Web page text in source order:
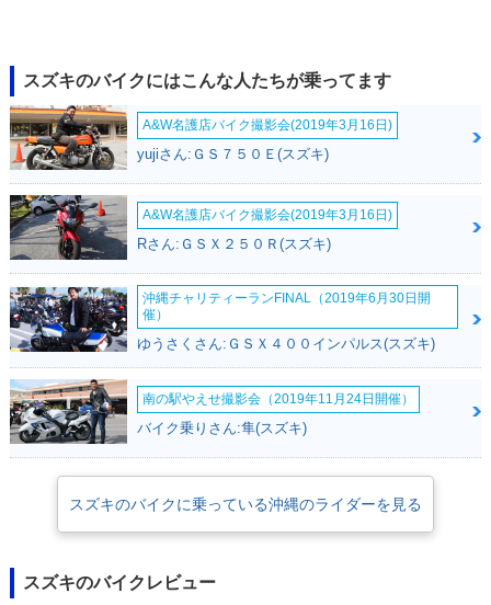
1991年 BANDIT 40
0V・追加
1991年 BANDIT 40
0・カラーチェンジ
1990年 BANDIT 40
1989年 BANDIT 40
0・新登場
スズキのバイクにはこんな人たちが乗ってます
A&W名護店バイク撮影会(2019年3月16日)
yujiさん:ＧＳ７５０Ｅ(スズキ)
A&W名護店バイク撮影会(2019年3月16日)
Rさん:ＧＳＸ２５０Ｒ(スズキ)
沖縄チャリティーランFINAL（2019年6月30日開
催）
ゆうさくさん:ＧＳＸ４００インパルス(スズキ)
南の駅やえせ撮影会（2019年11月24日開催）
バイク乗りさん:隼(スズキ)
スズキのバイクに乗っている沖縄のライダーを見る
スズキのバイクレビュー